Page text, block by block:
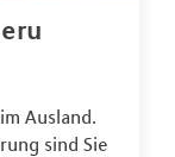
Ausland.
sind Sie